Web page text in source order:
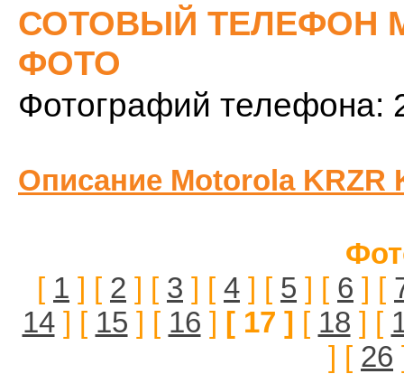
СОТОВЫЙ ТЕЛЕФОН
ФОТО
Фотографий телефона:
Описание Motorola KRZR
[ 1 ] [ 2 ] [ 3 ] [ 4 ] [ 5 ] [ 6 ] [
14] [ 15 ] [ 16 ] [ 17 ] [ 18 ] [
] [ 26